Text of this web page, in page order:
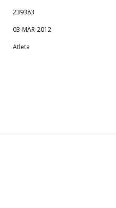
239383
03-MAR-2012
Atleta